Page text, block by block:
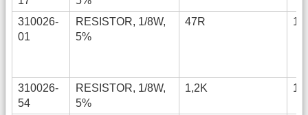
310026-
01
RESISTOR, 1/8W,
5%
47R
310026-
54
RESISTOR, 1/8W,
5%
1,2K